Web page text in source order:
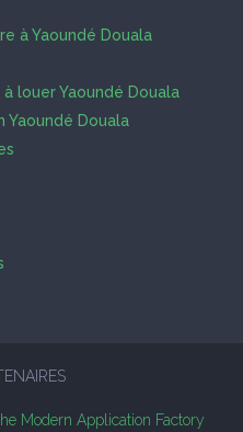
à Yaoundé Douala
louer Yaoundé Douala
Yaoundé Douala
Modern Application Factory